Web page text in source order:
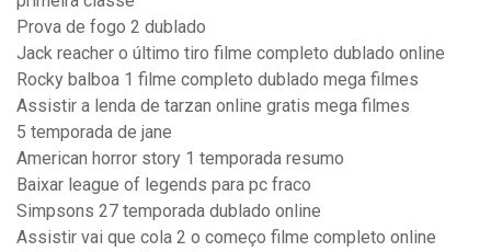
Prova de fogo 2 dublado
Jack reacher o último tiro filme completo dublado online
Rocky balboa 1 filme completo dublado mega filmes
Assistir a lenda de tarzan online gratis mega filmes
5 temporada de jane
American horror story 1 temporada resumo
Baixar league of legends para pc fraco
Simpsons 27 temporada dublado online
Assistir vai que cola 2 o começo filme completo online